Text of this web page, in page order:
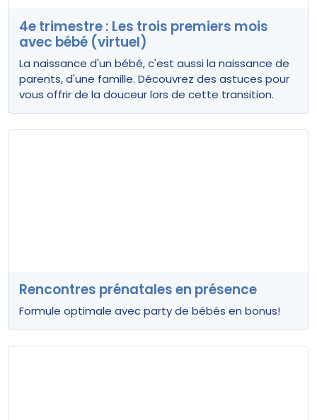
4e trimestre : Les trois premiers mois
avec bébé (virtuel)
La naissance d'un bébé, c'est aussi la naissance de
parents, d'une famille. Découvrez des astuces pour
vous offrir de la douceur lors de cette transition.
Rencontres prénatales en présence
Formule optimale avec party de bébés en bonus!